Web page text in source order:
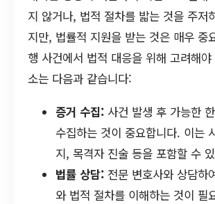
지 않거나, 법적 절차를 밟는 것을 주저
지만, 법률적 지원을 받는 것은 매우 중
행 사건에서 법적 대응을 위해 고려해
소는 다음과 같습니다:
증거 수집: 사건 발생 후 가능한
수집하는 것이 중요합니다. 이는
지, 목격자 진술 등을 포함할 수
법률 상담: 전문 변호사와 상담하
와 법적 절차를 이해하는 것이 필